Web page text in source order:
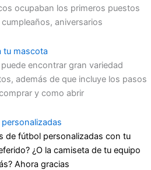
ocupaban los primeros puestos
aniversarios
tu mascota
encontrar gran variedad
además de que incluye los pasos
y como abrir
de fútbol personalizadas con tu
¿O la camiseta de tu equipo
Ahora gracias